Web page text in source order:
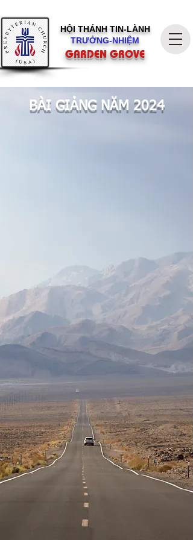
HỘI THÁNH TIN-LÀNH
TRƯỞNG-NHIỆM
GARDEN GROVE
BÀI GIẢNG NĂM 2024